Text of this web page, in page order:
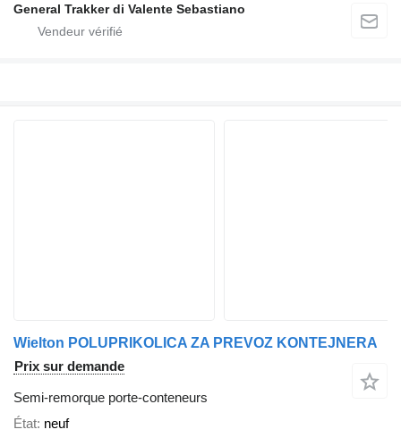
General Trakker di Valente Sebastiano
Wielton POLUPRIKOLICA ZA PREVOZ KONTEJNERA
Prix sur demande
Semi-remorque porte-conteneurs
État neuf